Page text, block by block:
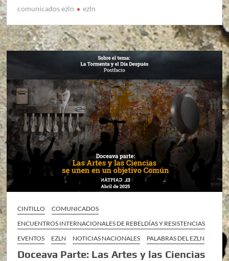
comunicados ezln ezln
CINTILLO
COMUNICADOS
ENCUENTROS INTERNACIONALES DE REBELDÍAS Y RESISTENCIAS
EVENTOS
EZLN NOTICIAS NACIONALES PALABRAS DEL EZLN
Doceava Parte: Las Artes y las Ciencias